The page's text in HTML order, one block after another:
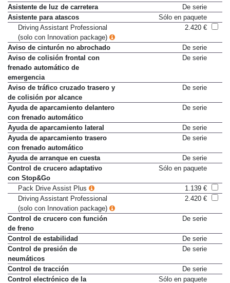
Asistente de frenado
De serie
Asistente de luz de carretera
De serie
Asistente para atascos
Sólo en paquete
Driving Assistant Professional
(solo con Innovation package)
Aviso de cinturón no abrochado
De serie
Aviso de colisión frontal con
frenado automático de
emergencia
Aviso de tráfico cruzado trasero y
de colisión por alcance
Ayuda de aparcamiento delantero
con frenado automático
Ayuda de aparcamiento lateral
De serie
Ayuda de aparcamiento trasero
con frenado automático
Ayuda de arranque en cuesta
De serie
Control de crucero adaptativo
con Stop&Go
Pack Drive Assist Plus
1.139 €
Driving Assistant Professional
(solo con Innovation package)
Control de crucero con función
de freno
Control de estabilidad
De serie
Control de presión de
neumáticos
Control de tracción
De serie